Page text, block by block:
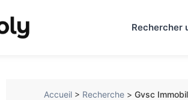
Rechercher
Accueil > Recherche > Gvsc